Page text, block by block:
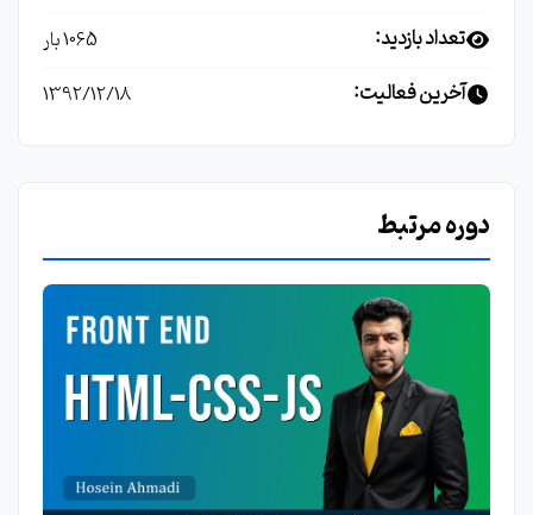
تعداد بازدید: 1065 بار
آخرین فعالیت: 1392/12/18
دوره مرتبط